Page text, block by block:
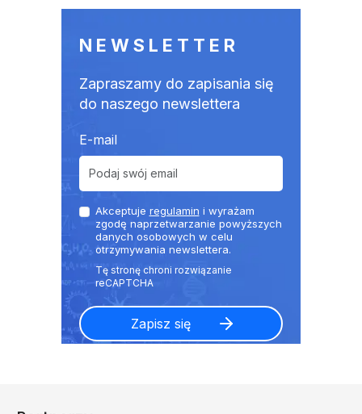
NEWSLETTER
Zapraszamy do zapisania się
do naszego newslettera
E-mail
Akceptuje regulamin i wyrażam
zgodę naprzetwarzanie powyższych
danych osobowych w celu
otrzymywania newslettera.